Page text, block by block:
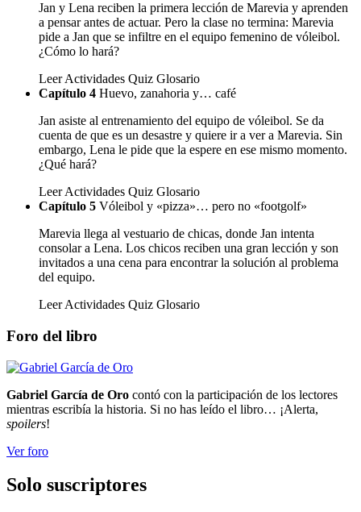
Jan y Lena reciben la primera lección de Marevia y aprenden
a pensar antes de actuar. Pero la clase no termina: Marevia
pide a Jan que se infiltre en el equipo femenino de vóleibol.
¿Cómo lo hará?
Leer Actividades Quiz Glosario
Capítulo 4 Huevo, zanahoria y… café
Jan asiste al entrenamiento del equipo de vóleibol. Se da
cuenta de que es un desastre y quiere ir a ver a Marevia. Sin
embargo, Lena le pide que la espere en ese mismo momento.
¿Qué hará?
Leer Actividades Quiz Glosario
Capítulo 5 Vóleibol y «pizza»… pero no «footgolf»
Marevia llega al vestuario de chicas, donde Jan intenta
consolar a Lena. Los chicos reciben una gran lección y son
invitados a una cena para encontrar la solución al problema
del equipo.
Leer Actividades Quiz Glosario
Foro del libro
Gabriel García de Oro contó con la participación de los lectores
mientras escribía la historia. Si no has leído el libro… ¡Alerta,
spoilers!
Ver foro
Solo suscriptores